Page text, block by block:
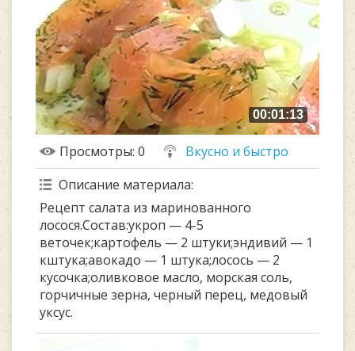
00:01:13
Просмотры: 0
Вкусно и быстро
Описание материала:
Рецепт салата из маринованного
лосося.Состав:укроп — 4-5
веточек;картофель — 2 штуки;эндивий — 1
кштука;авокадо — 1 штука;лосось — 2
кусочка;оливковое масло, морская соль,
горчичные зерна, черный перец, медовый
уксус.